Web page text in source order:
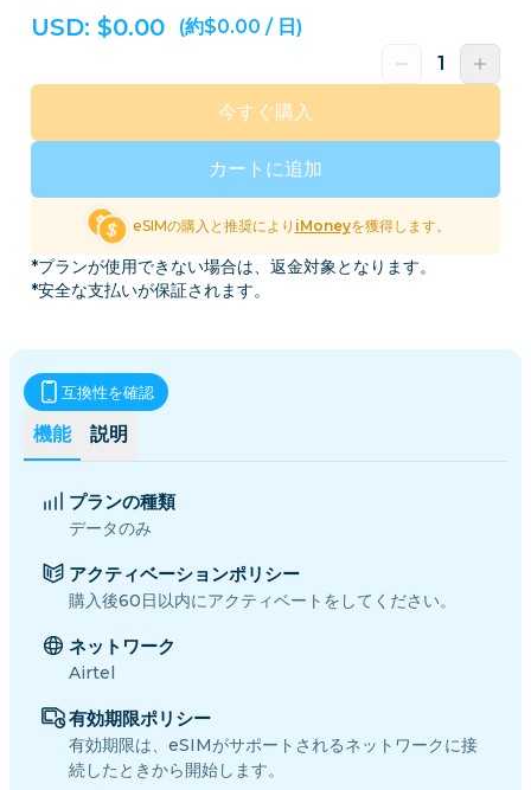
USD: $0.00 (約$0.00 / 日)
カートに追加
今すぐ購入
eSIMの購入と推奨により iMoneyを獲得します。
*プランが使用できない場合は、返金対象となります。
*安全な支払いが保証されます。
機能 説明
互換性を確認
プランの種類
データのみ
アクティベーションポリシー
購入後60日以内にアクティベートをしてください。
ネットワーク
Airtel
有効期限ポリシー
有効期限は、eSIMがサポートされるネットワークに接
続したときから開始します。